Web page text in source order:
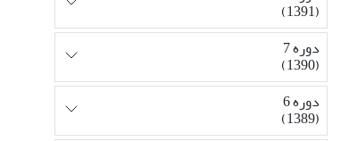
(1391)
دوره 7
(1390)
دوره 6
(1389)